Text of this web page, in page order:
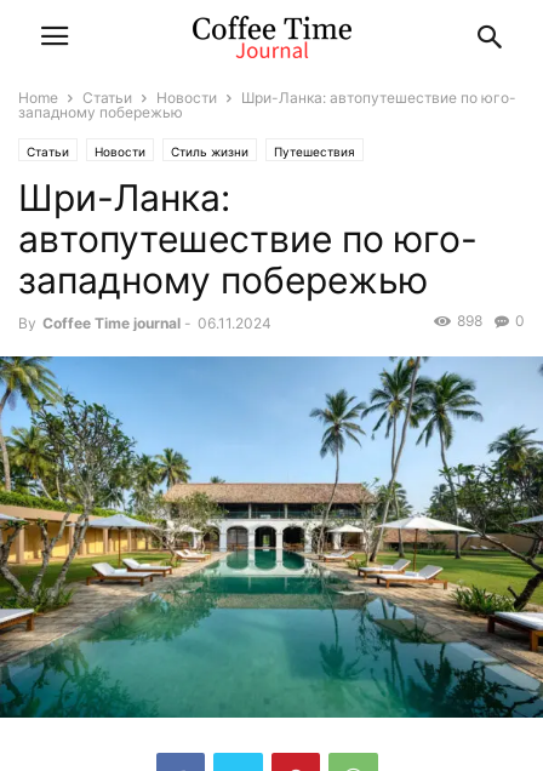
Home Статьи Новости
Шри-Ланка: автопутешествие по юго-
западному побережью
Статьи Новости Стиль жизни Путешествия
Шри-Ланка:
автопутешествие по юго-
западному побережью
By Coffee Time journal - 06.11.2024 0
898